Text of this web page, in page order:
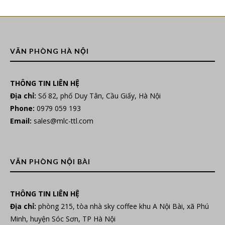
VĂN PHÒNG HÀ NỘI
THÔNG TIN LIÊN HỆ
Địa chỉ: Số 82, phố Duy Tân, Cầu Giấy, Hà Nội
Phone: 0979 059 193
Email: sales@mlc-ttl.com
VĂN PHÒNG NỘI BÀI
THÔNG TIN LIÊN HỆ
Địa chỉ: phòng 215, tòa nhà sky coffee khu A Nội Bài, xã Phú
Minh, huyện Sóc Sơn, TP Hà Nội